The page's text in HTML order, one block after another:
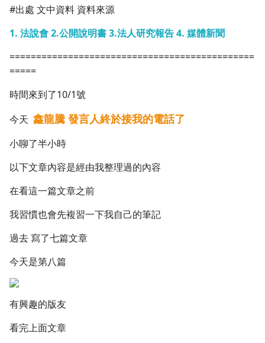
#出處 文中資料 資料來源
1. 法說會 2.公開說明書 3.法人研究報告 4. 媒體新聞
==============================================
=====
時間來到了10/1號
今天 鑫龍騰 發言人終於接我的電話了
小聊了半小時
以下文章內容是經由我整理過的內容
在看這一篇文章之前
我習慣也會先複習一下我自己的筆記
過去 寫了七篇文章
今天是第八篇
有興趣的版友
看完上面文章